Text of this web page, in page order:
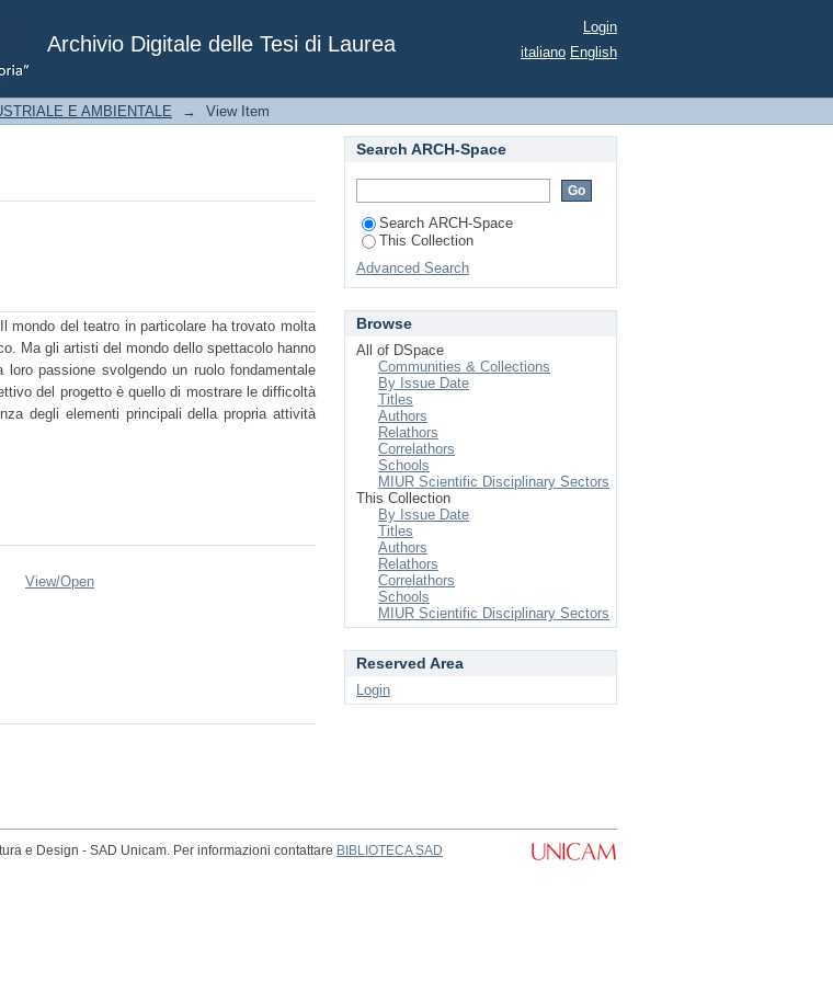
Archivio Digitale delle Tesi di Laurea
Login
italiano English
E AMBIENTALE → View Item
mondo del teatro in particolare ha trovato molta
Ma gli artisti del mondo dello spettacolo hanno
passione svolgendo un ruolo fondamentale
del progetto è quello di mostrare le difficoltà
degli elementi principali della propria attività
View/Open
Search ARCH-Space
Search ARCH-Space
This Collection
Advanced Search
Browse
All of DSpace
Communities & Collections
By Issue Date
Titles
Authors
Relathors
Correlathors
Schools
MIUR Scientific Disciplinary Sectors
This Collection
By Issue Date
Titles
Authors
Relathors
Correlathors
Schools
MIUR Scientific Disciplinary Sectors
Reserved Area
Login
e Design - SAD Unicam. Per informazioni contattare BIBLIOTECA SAD